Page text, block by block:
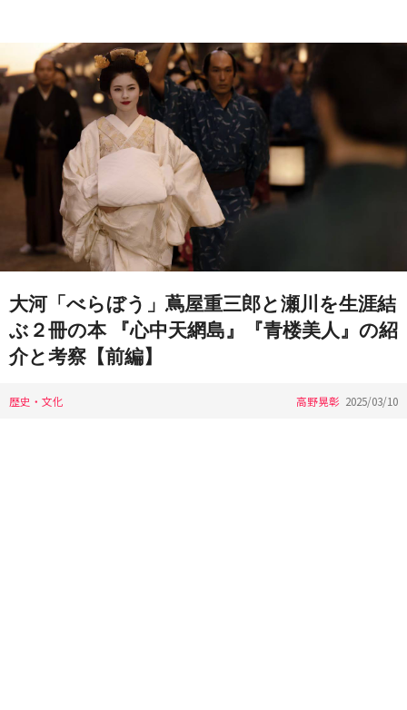
大河「べらぼう」蔦屋重三郎と瀬川を生涯結
ぶ２冊の本 『心中天網島』『青楼美人』の紹
介と考察【前編】
歴史・文化 高野晃彰 2025/03/10